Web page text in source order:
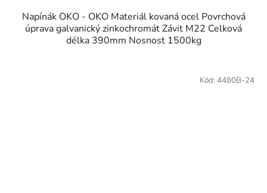
Napínák OKO - OKO Materiál kovaná ocel Povrchová
úprava galvanický zinkochromát Závit M22 Celková
délka 390mm Nosnost 1500kg
Kód: 4480B-24